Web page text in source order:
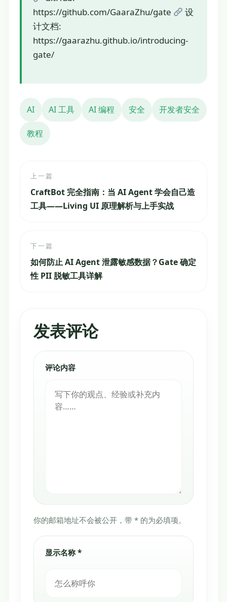
https://github.com/GaaraZhu/gate
设
计文档:
https://gaarazhu.github.io/introducing-
gate/
AI AI 工具 AI 编程 安全 开发者安全
教程
上一篇
CraftBot 完全指南：当 AI Agent 学会自己造
工具——Living UI 原理解析与上手实战
下一篇
如何防止 AI Agent 泄露敏感数据？Gate 确定
性 PII 脱敏工具详解
发表评论
你的邮箱地址不会被公开，带 * 的为必填项。
评论内容
显示名称 *